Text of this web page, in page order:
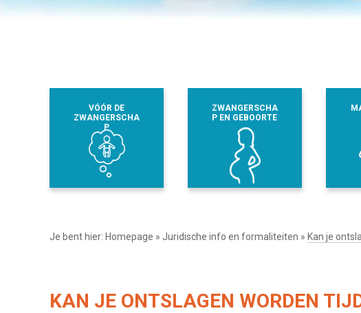
VÓÓR DE
ZWANGERSCHA
P
ZWANGERSCHA
P EN GEBOORTE
Je bent hier: Homepage » Juridische info en formaliteiten » Kan je
KAN JE ONTSLAGEN WORDEN